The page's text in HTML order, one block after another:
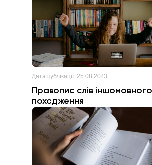
Дата публікації: 25.08.2023
Правопис слів іншомовного
походження